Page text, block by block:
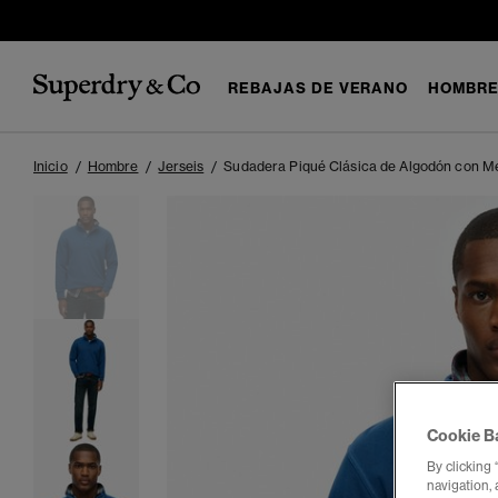
REBAJAS DE VERANO
Inicio Hombre Jerseis Sudadera Piqué Clásica de Algodón con
Cookie
By clicking
navigation,